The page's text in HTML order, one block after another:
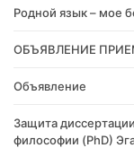
Родной язык – мое
ОБЪЯВЛЕНИЕ
Объявление
Защита
философии (PhD)